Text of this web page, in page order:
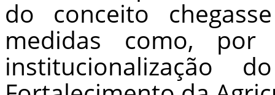
do conceito
medidas como,
institucionalização